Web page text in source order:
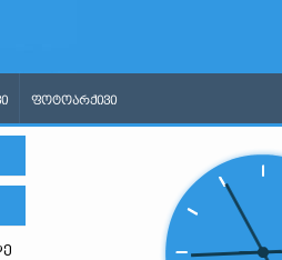
ᲤᲝᲢᲝᲐᲠᲥᲘᲕᲘ